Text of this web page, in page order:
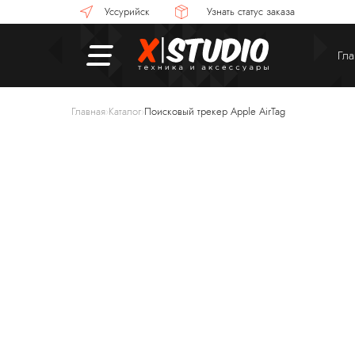
Узнать статус заказа
Уссурийск
Главная Каталог Поисковый трекер Apple AirTag